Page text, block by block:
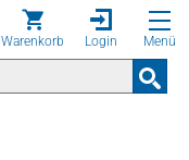
Warenkorb Login Menü